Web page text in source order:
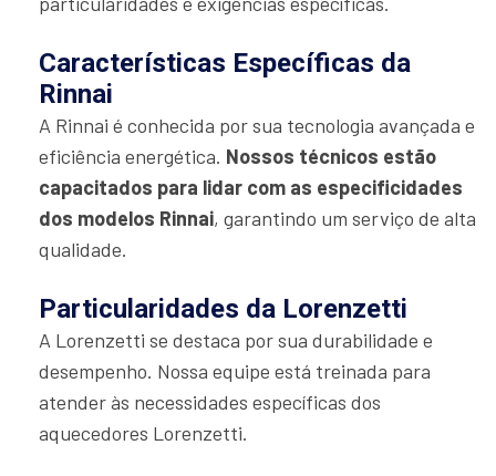
Características Específicas da
Rinnai
A Rinnai é conhecida por sua tecnologia avançada e
eficiência energética. Nossos técnicos estão
capacitados para lidar com as especificidades
dos modelos Rinnai, garantindo um serviço de alta
qualidade.
Particularidades da Lorenzetti
A Lorenzetti se destaca por sua durabilidade e
desempenho. Nossa equipe está treinada para
atender às necessidades específicas dos
aquecedores Lorenzetti.